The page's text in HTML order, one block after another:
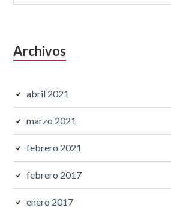
subsidiaria
Archivos
abril 2021
marzo 2021
febrero 2021
febrero 2017
enero 2017